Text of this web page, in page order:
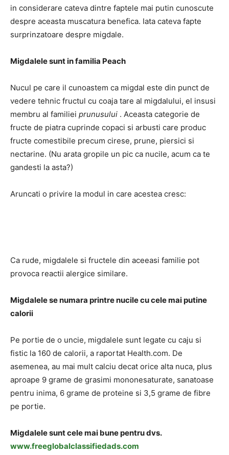
in considerare cateva dintre faptele mai putin cunoscute
despre aceasta muscatura benefica. Iata cateva fapte
surprinzatoare despre migdale.
Migdalele sunt in familia Peach
Nucul pe care il cunoastem ca migdal este din punct de
vedere tehnic fructul cu coaja tare al migdalului, el insusi
membru al familiei prunusului . Aceasta categorie de
fructe de piatra cuprinde copaci si arbusti care produc
fructe comestibile precum cirese, prune, piersici si
nectarine. (Nu arata gropile un pic ca nucile, acum ca te
gandesti la asta?)
Aruncati o privire la modul in care acestea cresc:
Ca rude, migdalele si fructele din aceeasi familie pot
provoca reactii alergice similare.
Migdalele se numara printre nucile cu cele mai putine
calorii
Pe portie de o uncie, migdalele sunt legate cu caju si
fistic la 160 de calorii, a raportat Health.com. De
asemenea, au mai mult calciu decat orice alta nuca, plus
aproape 9 grame de grasimi mononesaturate, sanatoase
pentru inima, 6 grame de proteine ​​si 3,5 grame de fibre
pe portie.
Migdalele sunt cele mai bune pentru dvs.
www.freeglobalclassifiedads.com